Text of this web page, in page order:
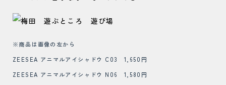
※商品は画像の左から
ZEESEA アニマルアイシャドウ C03 1,650円
ZEESEA アニマルアイシャドウ N06 1,580円